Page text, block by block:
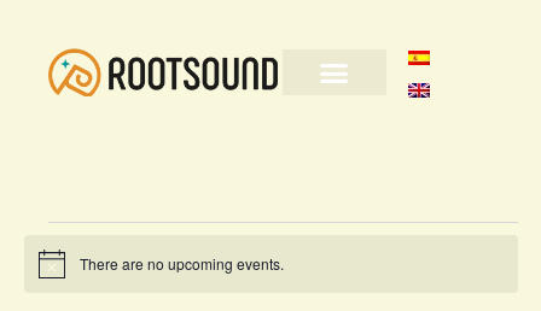
There are no upcoming events.